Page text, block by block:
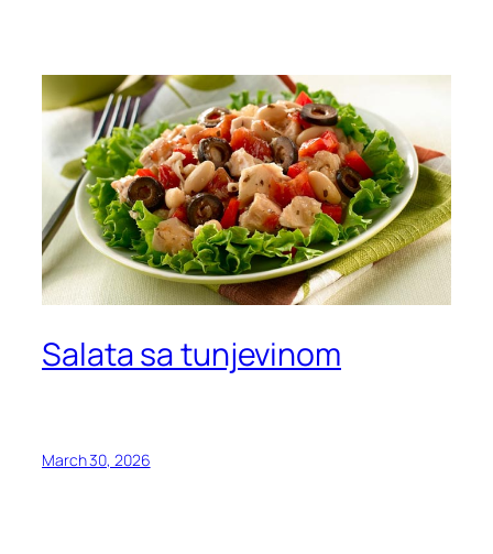
Salata sa tunjevinom
March 30, 2026